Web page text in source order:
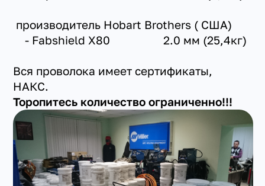
производитель Hobart Brothers ( США)
- Fabshield X80 2.0 мм (25,4кг)
Вся проволока имеет сертификаты,
НАКС.
Торопитесь количество ограниченно!!!